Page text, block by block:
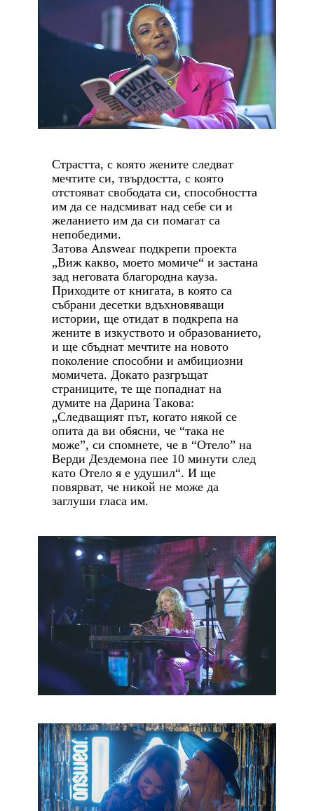
Страстта, с която жените следват
мечтите си, твърдостта, с която
отстояват свободата си, способността
им да се надсмиват над себе си и
желанието им да си помагат са
непобедими.
Затова Answear подкрепи проекта
„Виж какво, моето момиче“ и застана
зад неговата благородна кауза.
Приходите от книгата, в която са
събрани десетки вдъхновяващи
истории, ще отидат в подкрепа на
жените в изкуството и образованието,
и ще сбъднат мечтите на новото
поколение способни и амбициозни
момичета. Докато разгръщат
страниците, те ще попаднат на
думите на Дарина Такова:
„Следващият път, когато някой се
опита да ви обясни, че “така не
може”, си спомнете, че в “Отело” на
Верди Дездемона пее 10 минути след
като Отело я е удушил“. И ще
повярват, че никой не може да
заглуши гласа им.